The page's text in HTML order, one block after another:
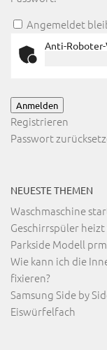
Angemeldet
Anti-
Anmelden
Registrieren
Passwort
NEUESTE THEMEN
Waschmaschine
Geschirrspüler
Parkside Modell
Wie kann ich die
fixieren?
Samsung Side by
Eiswürfelfach